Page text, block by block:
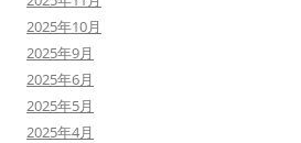
2025年10月
2025年9月
2025年6月
2025年5月
2025年4月